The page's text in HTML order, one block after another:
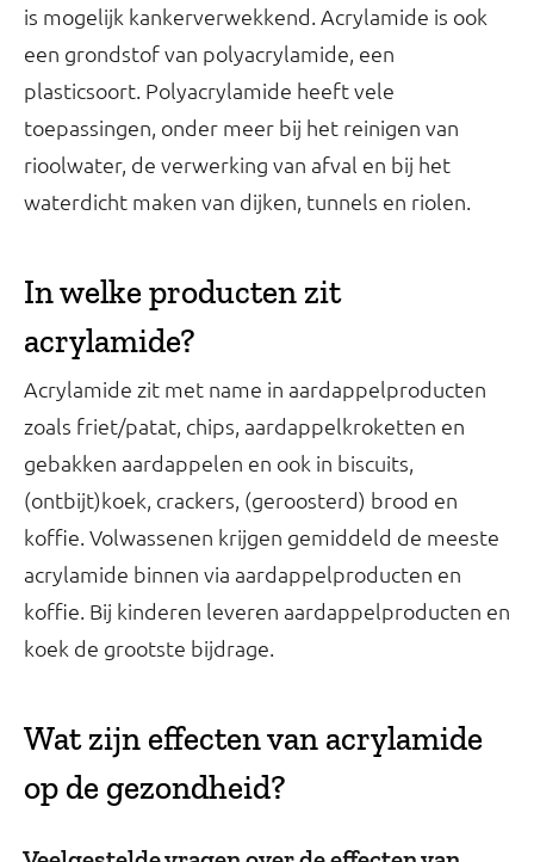
is mogelijk kankerverwekkend. Acrylamide is ook
een grondstof van polyacrylamide, een
plasticsoort. Polyacrylamide heeft vele
toepassingen, onder meer bij het reinigen van
rioolwater, de verwerking van afval en bij het
waterdicht maken van dijken, tunnels en riolen.
In welke producten zit
acrylamide?
Acrylamide zit met name in aardappelproducten
zoals friet/patat, chips, aardappelkroketten en
gebakken aardappelen en ook in biscuits,
(ontbijt)koek, crackers, (geroosterd) brood en
koffie. Volwassenen krijgen gemiddeld de meeste
acrylamide binnen via aardappelproducten en
koffie. Bij kinderen leveren aardappelproducten en
koek de grootste bijdrage.
Wat zijn effecten van acrylamide
op de gezondheid?